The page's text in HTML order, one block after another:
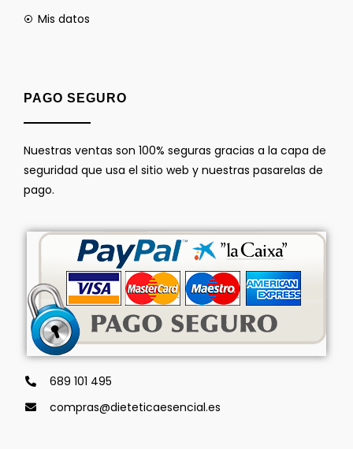
Mis datos
PAGO SEGURO
Nuestras ventas son 100% seguras gracias a la capa de
seguridad que usa el sitio web y nuestras pasarelas de
pago.
689 101 495
compras@dieteticaesencial.es